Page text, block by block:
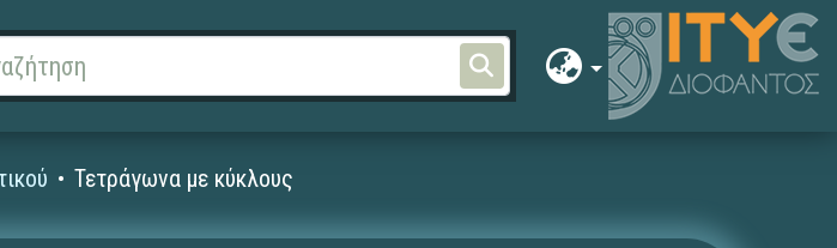
Τετράγωνα με κύκλους